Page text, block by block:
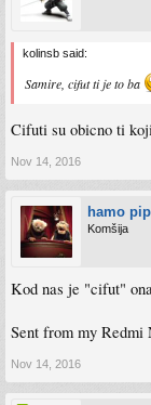
kolinsb said:
Samire, cifut ti je to ba
Cifuti su obicno ti
Nov 14, 2016
hamo
Komšija
Kod nas je "cifut"
Sent from my Redmi
Nov 14, 2016